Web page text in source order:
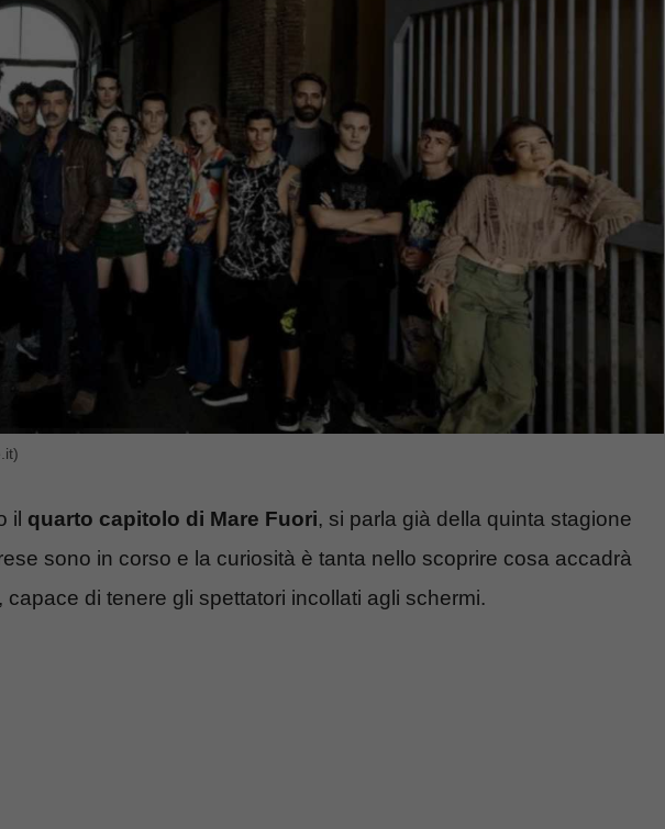
il quarto capitolo di Mare Fuori, si parla già della quinta stagione
sono in corso e la curiosità è tanta nello scoprire cosa accadrà
di tenere gli spettatori incollati agli schermi.